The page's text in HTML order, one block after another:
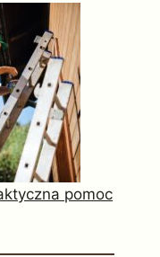
pomoc